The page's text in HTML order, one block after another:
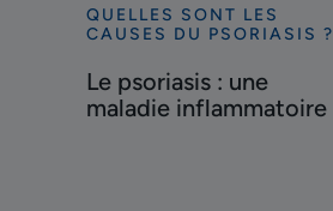
Découvrir
psoriasis
:
QUELLES SONT LES
CAUSES DU PSORIASIS ?
Le psoriasis : une
maladie inflammatoire